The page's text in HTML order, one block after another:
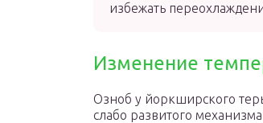
избежать
Изменение
Озноб у йоркширского
слабо развитого